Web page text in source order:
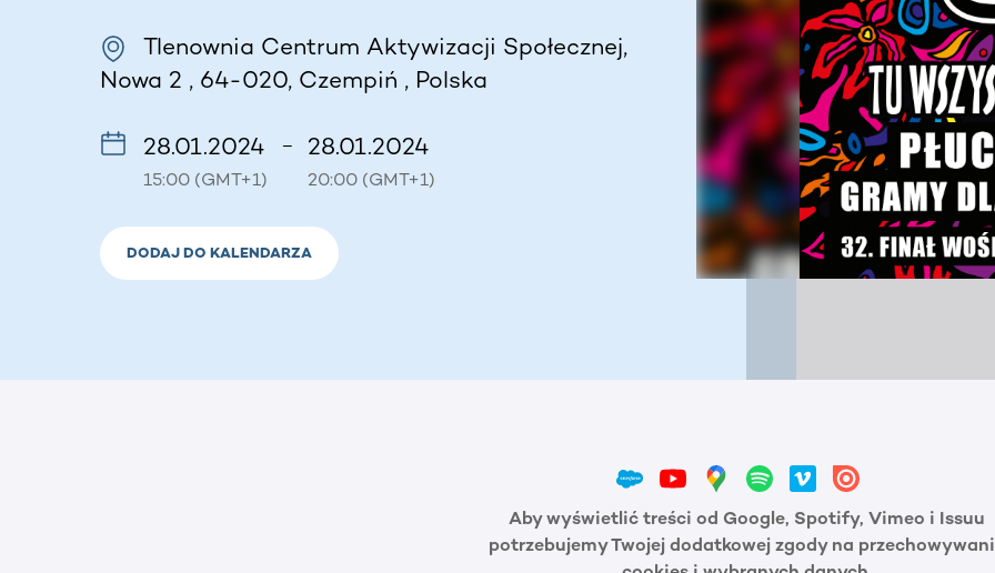
Tlenownia Centrum Aktywizacji Społecznej,
Nowa 2 , 64-020, Czempiń , Polska
28.01.2024
15:00 (GMT+1)
– 28.01.2024
20:00 (GMT+1)
DODAJ DO KALENDARZA
Aby wyświetlić treści od Google, Spotify, Vimeo i Issuu
potrzebujemy Twojej dodatkowej zgody na